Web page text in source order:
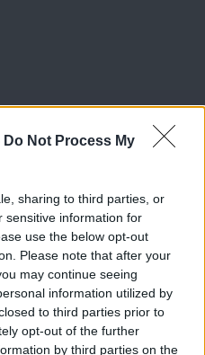
Do Not Process My
sharing to third parties, or
sensitive information for
use the below opt-out
Please note that after your
may continue seeing
information utilized by
to third parties prior to
opt-out of the further
by third parties on the